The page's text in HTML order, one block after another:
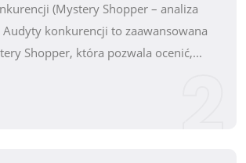
(Mystery Shopper – analiza
konkurencji to zaawansowana
Shopper, która pozwala ocenić,...2